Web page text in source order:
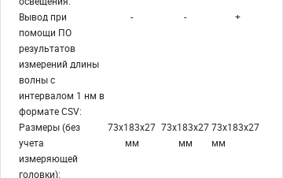
Вывод при
помощи ПО
результатов
измерений длины
волны с
интервалом 1 нм в
формате CSV:
- - +
Размеры (без
учета
измеряющей
головки):
73x183x27
мм
73x183x27
мм
73x183x27
мм